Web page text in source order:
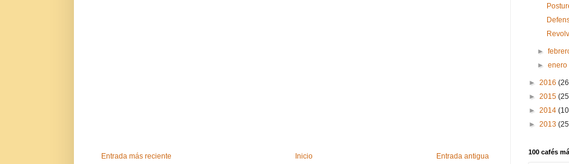
Entrada más reciente Entrada antigua
Inicio
►
►
► 2016
► 2015
► 2014
► 2013
100 cafés